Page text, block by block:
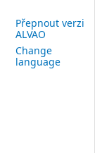
Přepnout verzi
ALVAO
Change
language